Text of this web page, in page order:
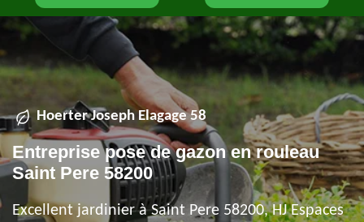
Hoerter Joseph Elagage 58
Entreprise pose de gazon en rouleau
Saint Pere 58200
Excellent jardinier à Saint Pere 58200, HJ Espaces